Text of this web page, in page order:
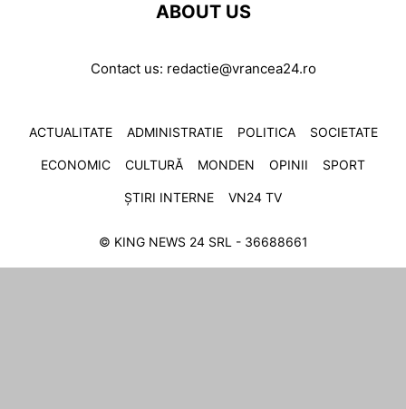
ABOUT US
Contact us: redactie@vrancea24.ro
ACTUALITATE ADMINISTRATIE POLITICA SOCIETATE
ECONOMIC CULTURĂ MONDEN OPINII SPORT
ȘTIRI INTERNE VN24 TV
© KING NEWS 24 SRL - 36688661